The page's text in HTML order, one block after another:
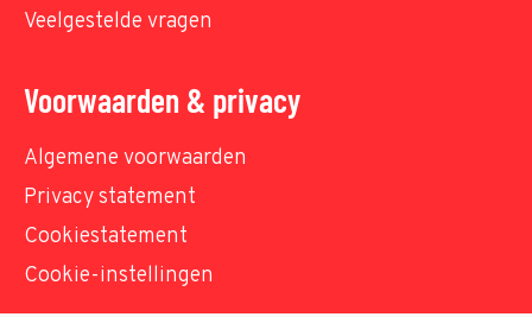
Veelgestelde vragen
Voorwaarden & privacy
Algemene voorwaarden
Privacy statement
Cookiestatement
Cookie-instellingen